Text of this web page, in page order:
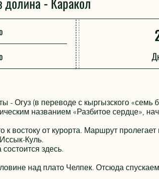
Огуз (в переводе с кыргызского «семь
названием «Разбитое сердце»,
востоку от курорта. Маршрут
Куль.
здесь.
над плато Челпек. Отсюда